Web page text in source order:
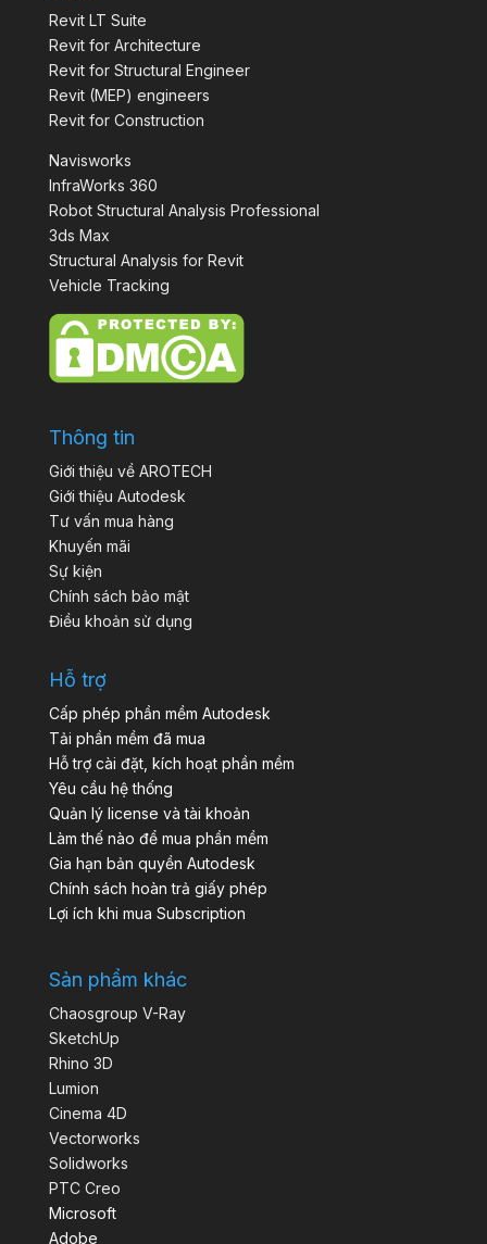
Revit LT Suite
Revit for Architecture
Revit for Structural Engineer
Revit (MEP) engineers
Revit for Construction
Navisworks
InfraWorks 360
Robot Structural Analysis Professional
3ds Max
Structural Analysis for Revit
Vehicle Tracking
Thông tin
Giới thiệu về AROTECH
Giới thiệu Autodesk
Tư vấn mua hàng
Khuyến mãi
Sự kiện
Chính sách bảo mật
Điều khoản sử dụng
Hỗ trợ
Cấp phép phần mềm Autodesk
Tải phần mềm đã mua
Hỗ trợ cài đặt, kích hoạt phần mềm
Yêu cầu hệ thống
Quản lý license và tài khoản
Làm thế nào để mua phần mềm
Gia hạn bản quyền Autodesk
Chính sách hoàn trả giấy phép
Lợi ích khi mua Subscription
Sản phẩm khác
Chaosgroup V-Ray
SketchUp
Rhino 3D
Lumion
Cinema 4D
Vectorworks
Solidworks
PTC Creo
Microsoft
Adobe